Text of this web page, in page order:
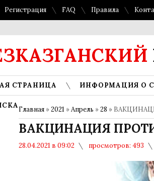
Регистрация FAQ Правила
СТРАНИЦА ИНФОРМАЦИЯ О
Главная »2021 »Апрель »28 »
ВАКЦИНАЦИЯ
28.04.2021 в 09:02 просмотров: 493